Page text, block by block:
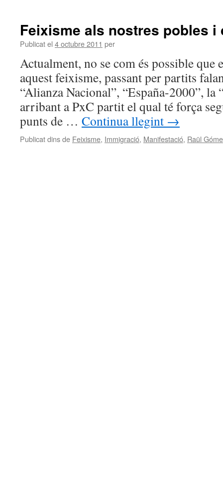
Feixisme als nostres pobles i
Publicat el 4 octubre 2011 per
Actualment, no se com és possible que
aquest feixisme, passant per partits
“Alianza Nacional”, “España-2000”, la
arribant a PxC partit el qual té força
punts de … Continua llegint →
Publicat dins de Feixisme, Immigració, Manifestació, Raül